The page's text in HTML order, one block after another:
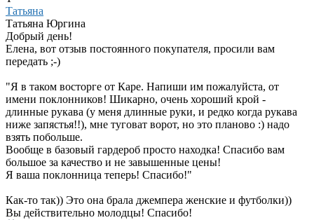
Татьяна
Татьяна Юргина
Добрый день!
Елена, вот отзыв постоянного покупателя, просили вам
передать ;-)
"Я в таком восторге от Каре. Напиши им пожалуйста, от
имени поклонников! Шикарно, очень хороший крой -
длинные рукава (у меня длинные руки, и редко когда рукава
ниже запястья!!), мне туговат ворот, но это планово :) надо
взять побольше.
Вообще в базовый гардероб просто находка! Спасибо вам
большое за качество и не завышенные цены!
Я ваша поклонница теперь! Спасибо!"
Как-то так)) Это она брала джемпера женские и футболки))
Вы действительно молодцы! Спасибо!